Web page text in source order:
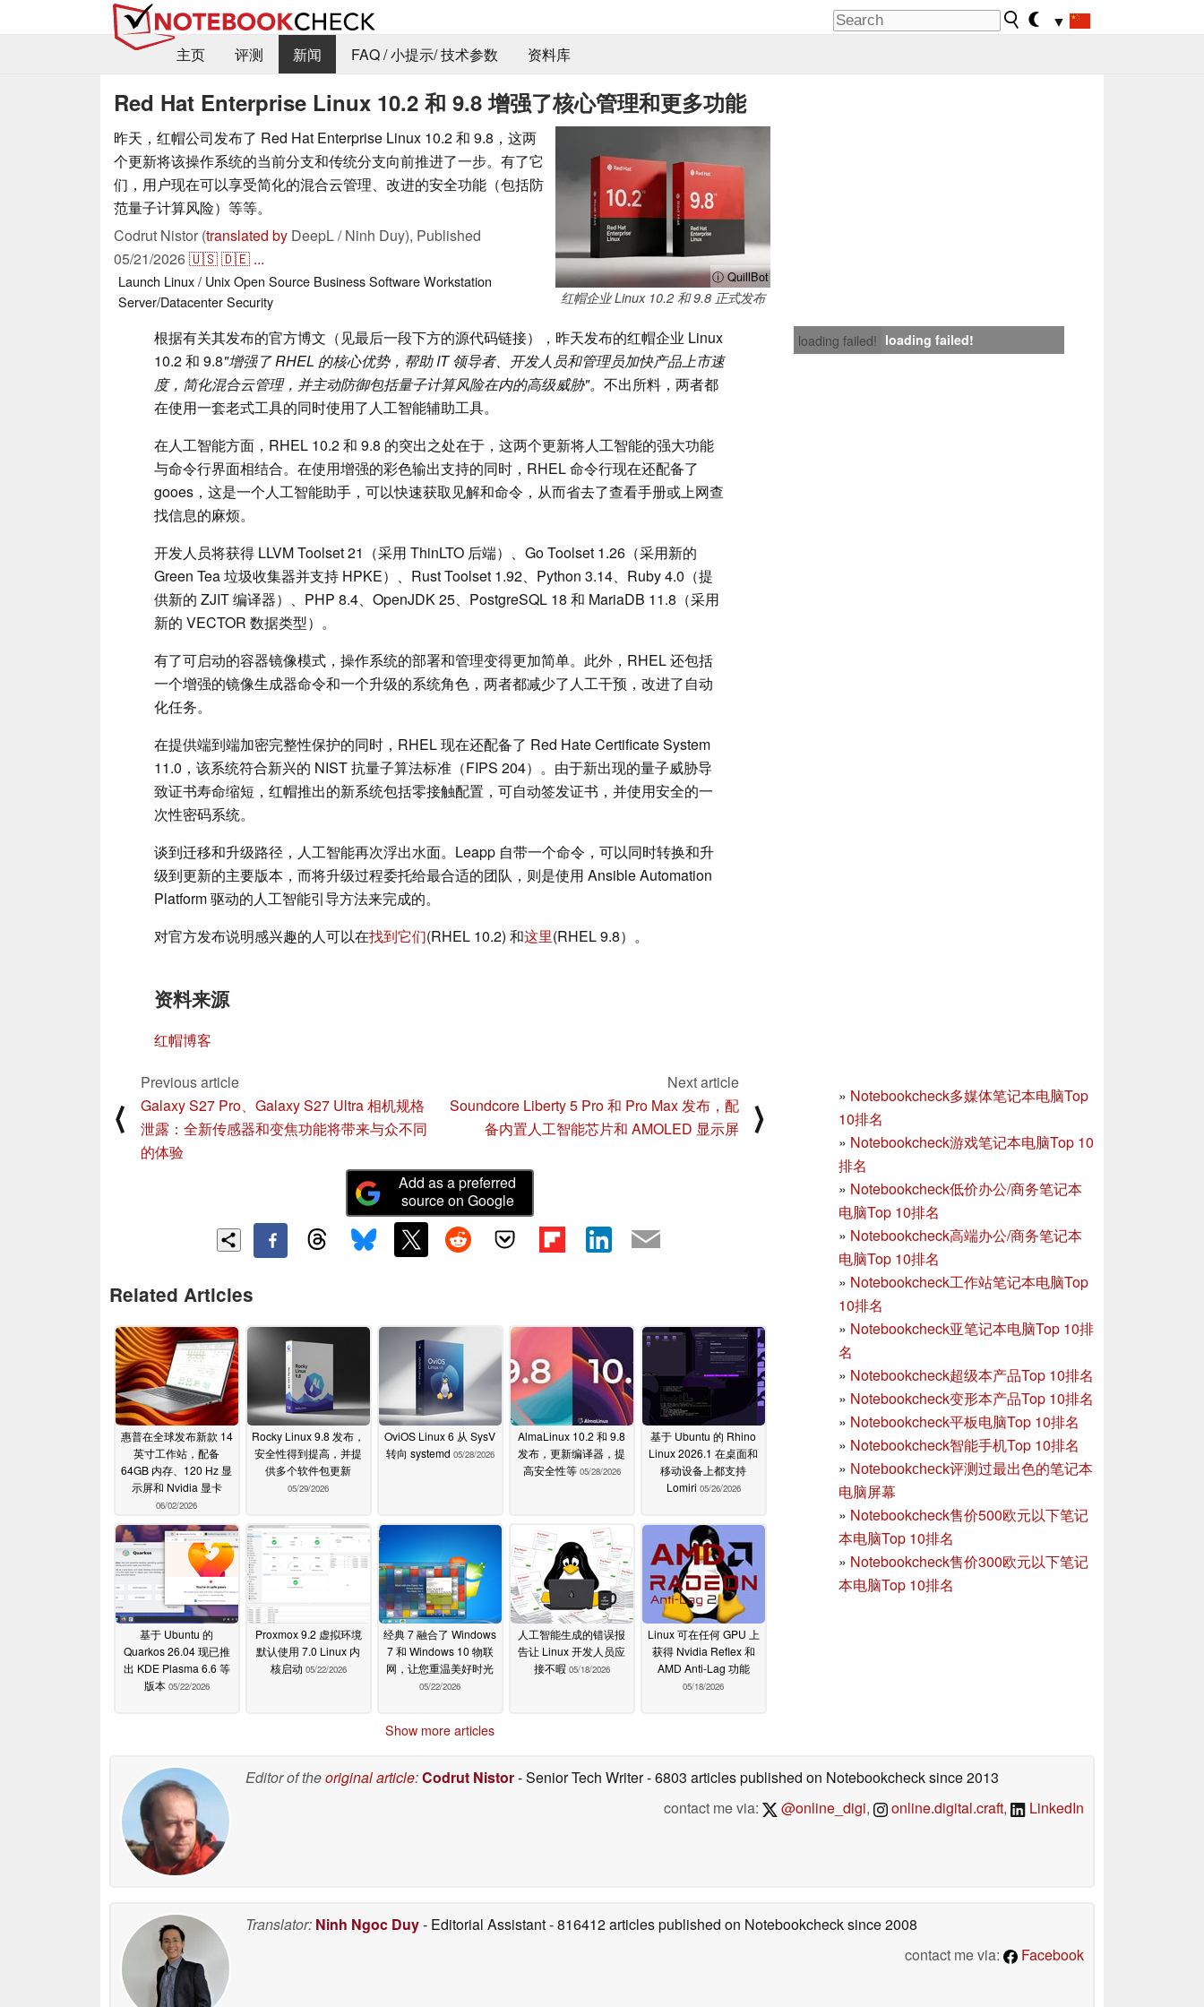
▼
主页
评测 新闻 FAQ / 小提示/ 技术参数 资料库
Red Hat Enterprise Linux 10.2 和 9.8 增强了核心管理和更多功能
ⓘ QuillBot
红帽企业 Linux 10.2 和 9.8 正式发布
昨天，红帽公司发布了 Red Hat Enterprise Linux 10.2 和 9.8，这两
个更新将该操作系统的当前分支和传统分支向前推进了一步。有了它
们，用户现在可以享受简化的混合云管理、改进的安全功能（包括防
范量子计算风险）等等。
Codrut Nistor (translated by DeepL / Ninh Duy), Published
05/21/2026🇺🇸🇩🇪 ...
Launch Linux / UnixOpen Source BusinessSoftwareWorkstation
Server/DatacenterSecurity
loading failed! loading failed!
根据有关其发布的官方博文（见最后一段下方的源代码链接），昨天发布的红帽企业 Linux
10.2 和 9.8"增强了 RHEL 的核心优势，帮助 IT 领导者、开发人员和管理员加快产品上市速
度，简化混合云管理，并主动防御包括量子计算风险在内的高级威胁"。 不出所料，两者都
在使用一套老式工具的同时使用了人工智能辅助工具。
在人工智能方面，RHEL 10.2 和 9.8 的突出之处在于，这两个更新将人工智能的强大功能
与命令行界面相结合。在使用增强的彩色输出支持的同时，RHEL 命令行现在还配备了
gooes，这是一个人工智能助手，可以快速获取见解和命令，从而省去了查看手册或上网查
找信息的麻烦。
开发人员将获得 LLVM Toolset 21（采用 ThinLTO 后端）、Go Toolset 1.26（采用新的
Green Tea 垃圾收集器并支持 HPKE）、Rust Toolset 1.92、Python 3.14、Ruby 4.0（提
供新的 ZJIT 编译器）、PHP 8.4、OpenJDK 25、PostgreSQL 18 和 MariaDB 11.8（采用
新的 VECTOR 数据类型）。
有了可启动的容器镜像模式，操作系统的部署和管理变得更加简单。此外，RHEL 还包括
一个增强的镜像生成器命令和一个升级的系统角色，两者都减少了人工干预，改进了自动
化任务。
在提供端到端加密完整性保护的同时，RHEL 现在还配备了 Red Hate Certificate System
11.0，该系统符合新兴的 NIST 抗量子算法标准（FIPS 204）。由于新出现的量子威胁导
致证书寿命缩短，红帽推出的新系统包括零接触配置，可自动签发证书，并使用安全的一
次性密码系统。
谈到迁移和升级路径，人工智能再次浮出水面。Leapp 自带一个命令，可以同时转换和升
级到更新的主要版本，而将升级过程委托给最合适的团队，则是使用 Ansible Automation
Platform 驱动的人工智能引导方法来完成的。
对官方发布说明感兴趣的人可以在找到它们(RHEL 10.2) 和这里(RHEL 9.8）。
资料来源
红帽博客
» Notebookcheck多媒体笔记本电脑Top
10排名
» Notebookcheck游戏笔记本电脑Top 10
排名
» Notebookcheck低价办公/商务笔记本
电脑Top 10排名
» Notebookcheck高端办公/商务笔记本
电脑Top 10排名
» Notebookcheck工作站笔记本电脑Top
10排名
» Notebookcheck亚笔记本电脑Top 10排
名
» Notebookcheck超级本产品Top 10排名
» Notebookcheck变形本产品Top 10排名
» Notebookcheck平板电脑Top 10排名
» Notebookcheck智能手机Top 10排名
» Notebookcheck评测过最出色的笔记本
电脑屏幕
» Notebookcheck售价500欧元以下笔记
本电脑Top 10排名
» Notebookcheck售价300欧元以下笔记
本电脑Top 10排名
⟨
Previous article
Galaxy S27 Pro、Galaxy S27 Ultra 相机规格
泄露：全新传感器和变焦功能将带来与众不同
的体验
Next article
Soundcore Liberty 5 Pro 和 Pro Max 发布，配
备内置人工智能芯片和 AMOLED 显示屏
⟩
Add as a preferred
source on Google
Related Articles
惠普在全球发布新款 14
英寸工作站，配备
64GB 内存、120 Hz 显
示屏和 Nvidia 显卡
06/02/2026
Rocky Linux 9.8 发布，
安全性得到提高，并提
供多个软件包更新
05/29/2026
OviOS Linux 6 从 SysV
转向 systemd 05/28/2026
AlmaLinux 10.2 和 9.8
发布，更新编译器，提
高安全性等 05/28/2026
基于 Ubuntu 的 Rhino
Linux 2026.1 在桌面和
移动设备上都支持
Lomiri 05/26/2026
基于 Ubuntu 的
Quarkos 26.04 现已推
出 KDE Plasma 6.6 等
版本 05/22/2026
Proxmox 9.2 虚拟环境
默认使用 7.0 Linux 内
核启动 05/22/2026
经典 7 融合了 Windows
7 和 Windows 10 物联
网，让您重温美好时光
05/22/2026
人工智能生成的错误报
告让 Linux 开发人员应
接不暇 05/18/2026
Linux 可在任何 GPU 上
获得 Nvidia Reflex 和
AMD Anti-Lag 功能
05/18/2026
Show more articles
Editor of theoriginal article:Codrut Nistor- Senior Tech Writer- 6803 articles published on Notebookchecksince 2013
contact me via:
@online_digi, online.digital.craft, LinkedIn
Translator: Ninh Ngoc Duy- Editorial Assistant- 816412 articles published on Notebookchecksince 2008
contact me via:
Facebook